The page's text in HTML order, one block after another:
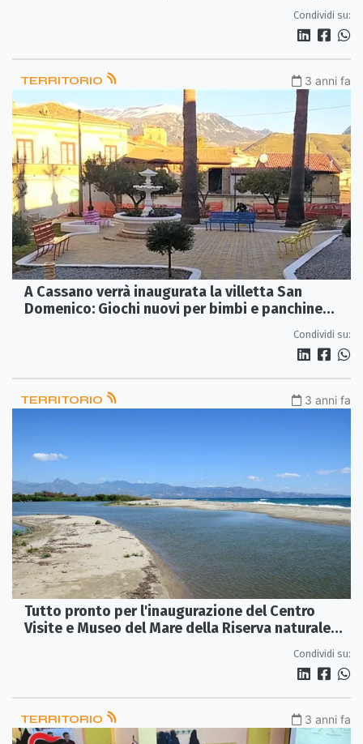
Condividi su:
TERRITORIO 3 anni fa
A Cassano verrà inaugurata la villetta San
Domenico: Giochi nuovi per bimbi e panchine
Condividi su:
TERRITORIO 3 anni fa
Tutto pronto per l'inaugurazione del Centro
Visite e Museo del Mare della Riserva naturale
Condividi su:
TERRITORIO 3 anni fa